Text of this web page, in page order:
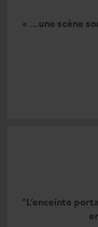
« …une scène
"L’enceinte